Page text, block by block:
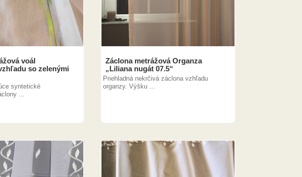
voál
so zelenými
syntetické
...
Záclona metrážová Organza
„Liliana nugát 07.5“
Priehladná nekrčivá záclona vzhľadu
organzy. Výšku ...